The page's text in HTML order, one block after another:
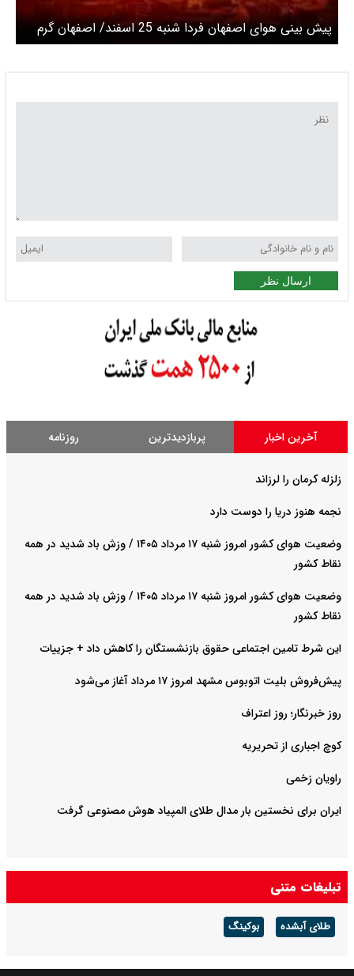
پیش بینی هوای اصفهان فردا شنبه 25 اسفند/ اصفهان گرم
می شود
ارسال نظر
آخرین اخبار پربازدیدترین روزنامه
زلزله کرمان را لرزاند
نجمه هنوز دریا را دوست دارد
وضعیت هوای کشور امروز شنبه ۱۷ مرداد ۱۴۰۵ / وزش باد شدید در همه
نقاط کشور
وضعیت هوای کشور امروز شنبه ۱۷ مرداد ۱۴۰۵ / وزش باد شدید در همه
نقاط کشور
این شرط تامین اجتماعی حقوق بازنشستگان را کاهش داد + جزییات
پیش‌فروش بلیت اتوبوس مشهد امروز ۱۷ مرداد آغاز می‌شود
روز خبرنگار؛ روز اعتراف
کوچ اجباری از تحریریه
راویان زخمی
ایران برای نخستین بار مدال طلای المپیاد هوش مصنوعی گرفت
تبلیغات متنی
طلای آبشده بوکینگ